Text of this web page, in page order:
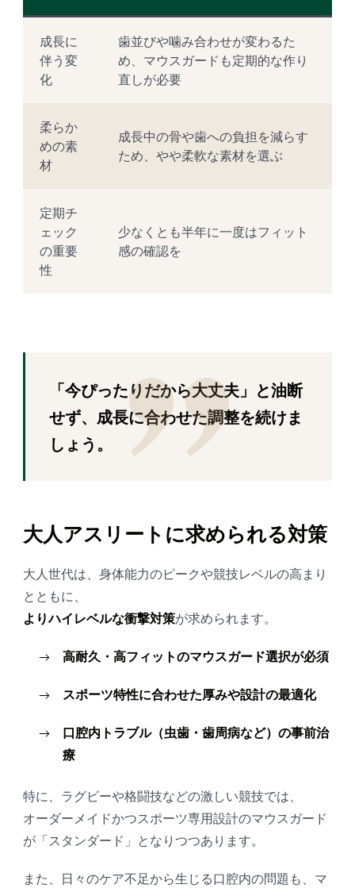
成長に
伴う変
化
歯並びや噛み合わせが変わるた
め、マウスガードも定期的な作り
直しが必要
柔らか
めの素
材
成長中の骨や歯への負担を減らす
ため、やや柔軟な素材を選ぶ
定期チ
ェック
の重要
性
少なくとも半年に一度はフィット
感の確認を
「今ぴったりだから大丈夫」と油断
せず、成長に合わせた調整を続けま
しょう。
大人アスリートに求められる対策
大人世代は、身体能力のピークや競技レベルの高まり
とともに、
よりハイレベルな衝撃対策が求められます。
高耐久・高フィットのマウスガード選択が必須
スポーツ特性に合わせた厚みや設計の最適化
口腔内トラブル（虫歯・歯周病など）の事前治
療
特に、ラグビーや格闘技などの激しい競技では、
オーダーメイドかつスポーツ専用設計のマウスガード
が「スタンダード」となりつつあります。
また、日々のケア不足から生じる口腔内の問題も、マ